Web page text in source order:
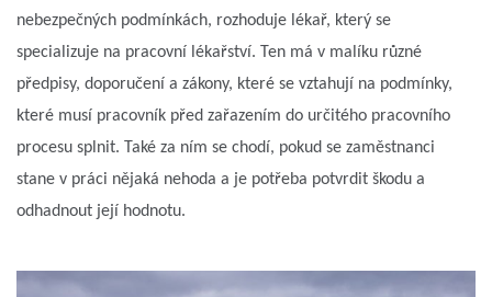
nebezpečných podmínkách, rozhoduje lékař, který se
specializuje na pracovní lékařství. Ten má v malíku různé
předpisy, doporučení a zákony, které se vztahují na podmínky,
které musí pracovník před zařazením do určitého pracovního
procesu splnit. Také za ním se chodí, pokud se zaměstnanci
stane v práci nějaká nehoda a je potřeba potvrdit škodu a
odhadnout její hodnotu.